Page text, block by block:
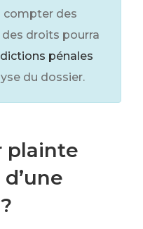
compter des
des droits pourra
pénales
du dossier.
plainte